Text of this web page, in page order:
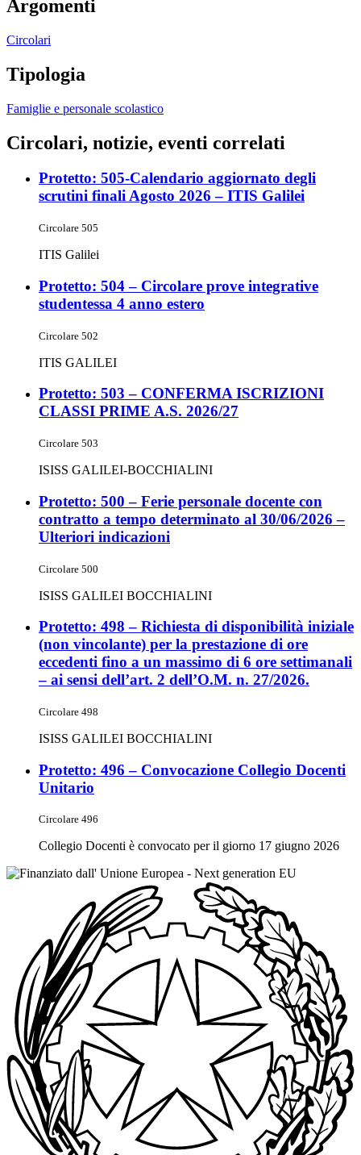
Argomenti
Circolari
Tipologia
Famiglie e personale scolastico
Circolari, notizie, eventi correlati
Protetto: 505-Calendario aggiornato degli
scrutini finali Agosto 2026 – ITIS Galilei
Circolare 505
ITIS Galilei
Protetto: 504 – Circolare prove integrative
studentessa 4 anno estero
Circolare 502
ITIS GALILEI
Protetto: 503 – CONFERMA ISCRIZIONI
CLASSI PRIME A.S. 2026/27
Circolare 503
ISISS GALILEI-BOCCHIALINI
Protetto: 500 – Ferie personale docente con
contratto a tempo determinato al 30/06/2026 –
Ulteriori indicazioni
Circolare 500
ISISS GALILEI BOCCHIALINI
Protetto: 498 – Richiesta di disponibilità iniziale
(non vincolante) per la prestazione di ore
eccedenti fino a un massimo di 6 ore settimanali
– ai sensi dell’art. 2 dell’O.M. n. 27/2026.
Circolare 498
ISISS GALILEI BOCCHIALINI
Protetto: 496 – Convocazione Collegio Docenti
Unitario
Circolare 496
Collegio Docenti è convocato per il giorno 17 giugno 2026